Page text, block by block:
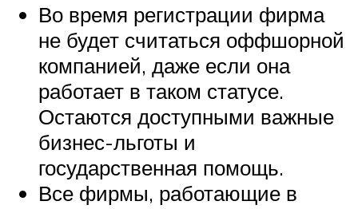
Во время регистрации фирма
не будет считаться оффшорной
компанией, даже если она
работает в таком статусе.
Остаются доступными важные
бизнес-льготы и
государственная помощь.
Все фирмы, работающие в